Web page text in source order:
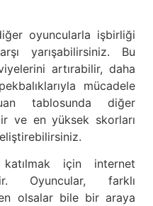
oyuncularla işbirliği
yarışabilirsiniz. Bu
artırabilir, daha
mücadele
tablosunda diğer
ve en yüksek skorları
için internet
Oyuncular, farklı
olsalar bile bir araya